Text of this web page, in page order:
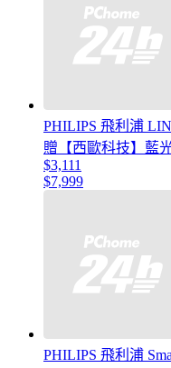
PHILIPS 飛利浦
贈【西歐科技】藍
$3,111
$7,999
PHILIPS 飛利浦